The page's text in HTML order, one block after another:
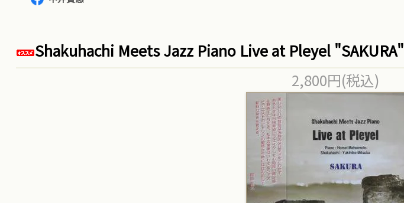
Shakuhachi Meets Jazz Piano Live at Pleyel "SAKURA"
2,800円(税込)